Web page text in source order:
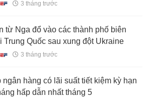
Hành trình cho người làm chủ
từ Nga đổ vào các thành phố biên
Trung Quốc sau xung đột Ukraine
ngân hàng có lãi suất tiết kiệm kỳ hạn